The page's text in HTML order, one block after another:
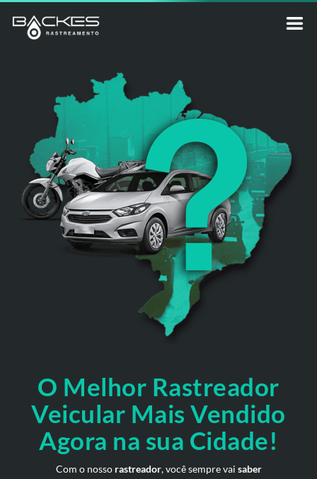
O Melhor Rastreador
Veicular Mais Vendido
Agora na sua Cidade!
Com o nosso rastreador, você sempre vai saber